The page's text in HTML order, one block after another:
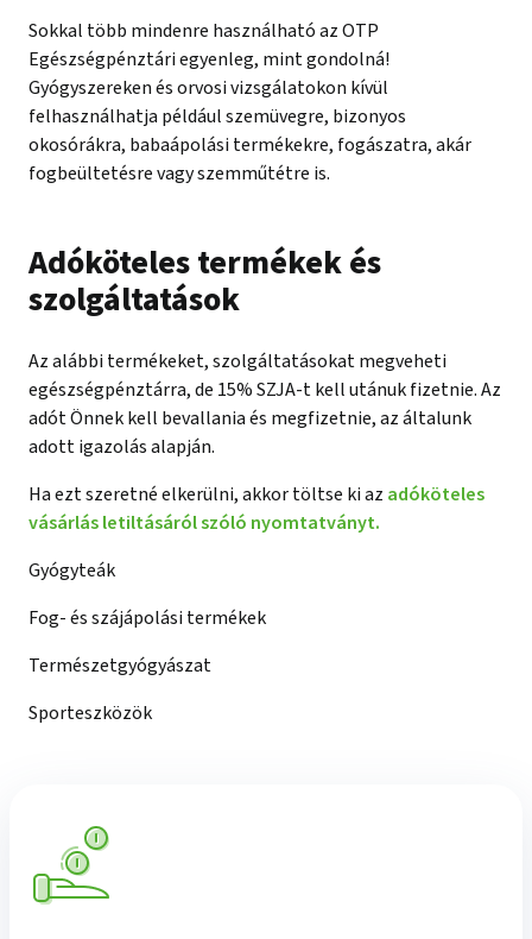
Sokkal több mindenre használható az OTP
Egészségpénztári egyenleg, mint gondolná!
Gyógyszereken és orvosi vizsgálatokon kívül
felhasználhatja például szemüvegre, bizonyos
okosórákra, babaápolási termékekre, fogászatra, akár
fogbeültetésre vagy szemműtétre is.
Adóköteles termékek és
szolgáltatások
Az alábbi termékeket, szolgáltatásokat megveheti
egészségpénztárra, de 15% SZJA-t kell utánuk fizetnie. Az
adót Önnek kell bevallania és megfizetnie, az általunk
adott igazolás alapján.
Ha ezt szeretné elkerülni, akkor töltse ki az adóköteles
vásárlás letiltásáról szóló nyomtatványt.
Gyógyteák
Fog- és szájápolási termékek
Természetgyógyászat
Sporteszközök